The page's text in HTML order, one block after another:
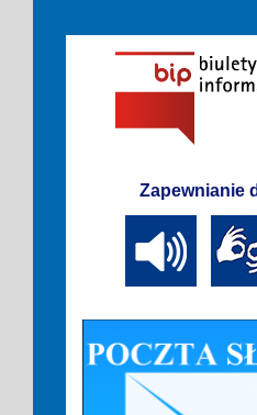
Zapewnianie